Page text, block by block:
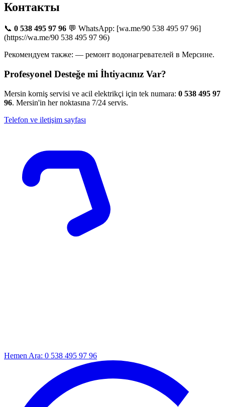
Контакты
📞 0 538 495 97 96 💬 WhatsApp: [wa.me/90 538 495 97 96]
(https://wa.me/90 538 495 97 96)
Рекомендуем также: — ремонт водонагревателей в Мерсине.
Profesyonel Desteğe mi İhtiyacınız Var?
Mersin korniş servisi ve acil elektrikçi için tek numara: 0 538 495 97
96. Mersin'in her noktasına 7/24 servis.
Telefon ve iletişim sayfası
Hemen Ara: 0 538 495 97 96